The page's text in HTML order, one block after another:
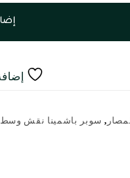
, سوبر باشمينا نقش وسط